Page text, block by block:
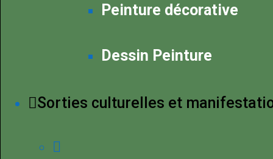
Peinture décorative
Dessin Peinture
Sorties culturelles et